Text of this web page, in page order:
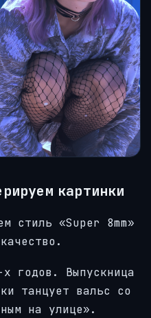
картинки
стиль «Super 8mm»
годов. Выпускница
танцует вальс со
на улице».